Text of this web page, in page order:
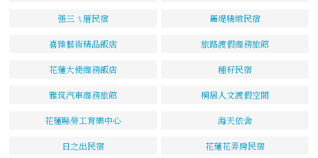
張三ㄟ厝民宿 麗堤精緻民宿
喜臻藝術精品飯店 旅路渡假商務旅館
花蓮大使商務飯店 種籽民宿
雅筑汽車商務旅館 桐居人文渡假空間
花蓮縣勞工育樂中心 海天依舍
日之出民宿 花蓮花弄房民宿